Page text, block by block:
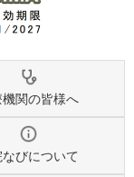
機関の皆様へ
びについて